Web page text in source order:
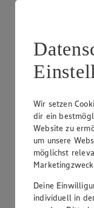
Wir setzen
dir ein
Website zu
um unsere
möglichst
Deine
individuell in